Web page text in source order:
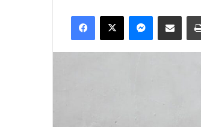
email
Facebook
X Messenger
Share via Email